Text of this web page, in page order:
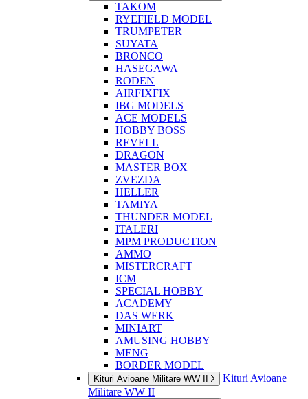
TAKOM
RYEFIELD MODEL
TRUMPETER
SUYATA
BRONCO
HASEGAWA
RODEN
AIRFIXFIX
IBG MODELS
ACE MODELS
HOBBY BOSS
REVELL
DRAGON
MASTER BOX
ZVEZDA
HELLER
TAMIYA
THUNDER MODEL
ITALERI
MPM PRODUCTION
AMMO
MISTERCRAFT
ICM
SPECIAL HOBBY
ACADEMY
DAS WERK
MINIART
AMUSING HOBBY
MENG
BORDER MODEL
Kituri Avioane Militare WW II
Kituri Avioane
Militare WW II